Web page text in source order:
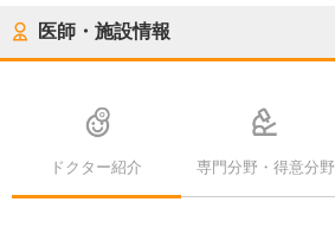
医師・施設情報
ドクター紹介 専門分野・得意分野